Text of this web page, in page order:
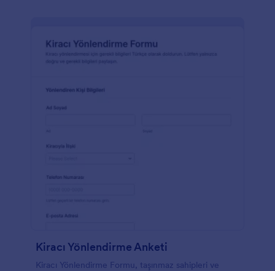
Kiracı Yönlendirme Anketi
Kiracı Yönlendirme Formu, taşınmaz sahipleri ve